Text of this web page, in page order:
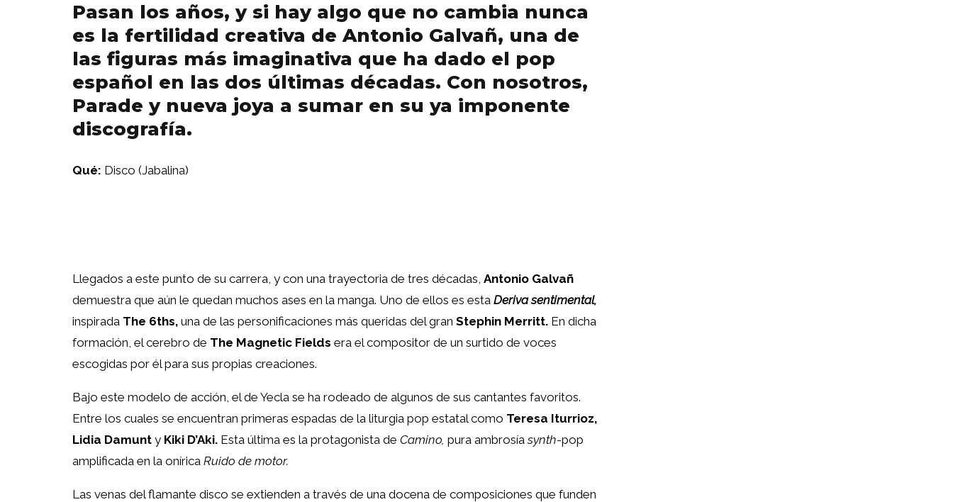
Pasan los años, y si hay algo que no cambia nunca
es la fertilidad creativa de Antonio Galvañ, una de
las figuras más imaginativa que ha dado el pop
español en las dos últimas décadas. Con nosotros,
Parade y nueva joya a sumar en su ya imponente
discografía.
Qué: Disco (Jabalina)
Llegados a este punto de su carrera, y con una trayectoria de tres décadas, Antonio Galvañ
demuestra que aún le quedan muchos ases en la manga. Uno de ellos es esta Deriva sentimental,
inspirada The 6ths, una de las personificaciones más queridas del gran Stephin Merritt. En dicha
formación, el cerebro de The Magnetic Fields era el compositor de un surtido de voces
escogidas por él para sus propias creaciones.
Bajo este modelo de acción, el de Yecla se ha rodeado de algunos de sus cantantes favoritos.
Entre los cuales se encuentran primeras espadas de la liturgia pop estatal como Teresa Iturrioz,
Lidia Damunt y Kiki D’Aki. Esta última es la protagonista de Camino, pura ambrosíasynth-pop
amplificada en la onírica Ruido de motor.
Las venas del flamante disco se extienden a través de una docena de composiciones que funden